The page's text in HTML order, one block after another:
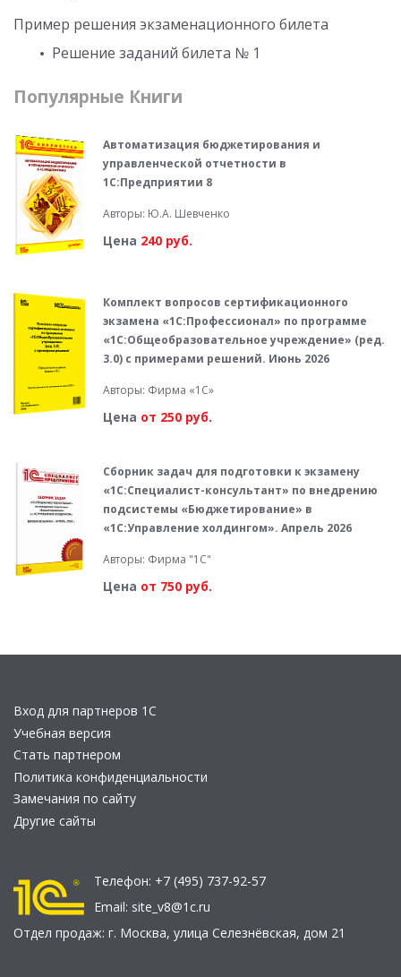
Пример решения экзаменационного билета
Решение заданий билета № 1
Популярные Книги
Автоматизация бюджетирования и
управленческой отчетности в
1С:Предприятии 8
Авторы: Ю.А. Шевченко
Цена 240 руб.
Комплект вопросов сертификационного
экзамена «1С:Профессионал» по программе
«1С:Общеобразовательное учреждение» (ред.
3.0) с примерами решений. Июнь 2026
Авторы: Фирма «1С»
Цена от 250 руб.
Сборник задач для подготовки к экзамену
«1С:Специалист-консультант» по внедрению
подсистемы «Бюджетирование» в
«1С:Управление холдингом». Апрель 2026
Авторы: Фирма "1С"
Цена от 750 руб.
Вход для партнеров 1С
Учебная версия
Стать партнером
Политика конфиденциальности
Замечания по сайту
Другие сайты
Телефон: +7 (495) 737-92-57
Email: site_v8@1c.ru
Отдел продаж: г. Москва, улица Селезнёвская, дом 21